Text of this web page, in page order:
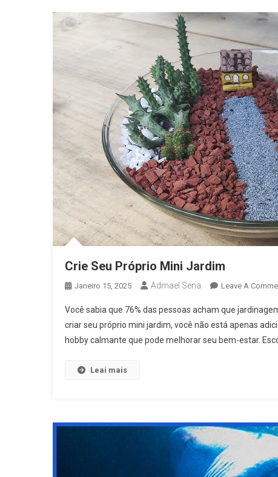
Crie Seu Próprio Mini Jardim
Janeiro 15, 2025 Admael Sena Leave A
Você sabia que 76% das pessoas acham que
criar seu próprio mini jardim, você não está apenas
hobby calmante que pode melhorar seu bem-estar.
Leai mais